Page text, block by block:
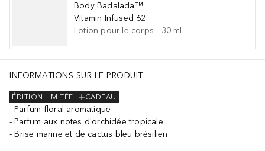
Body Badalada™
Vitamin Infused 62
Lotion pour le corps - 30 ml
INFORMATIONS SUR LE PRODUIT
CADEAU
ÉDITION LIMITÉE
Parfum floral aromatique
Parfum aux notes d'orchidée tropicale
Brise marine et de cactus bleu brésilien